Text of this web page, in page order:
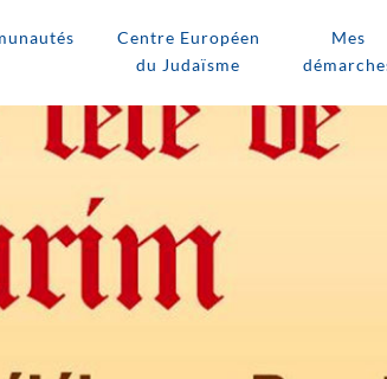
Centre Européen
du Judaïsme
Mes